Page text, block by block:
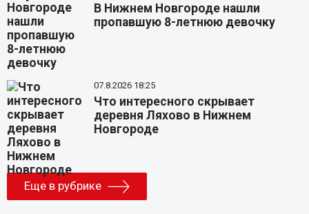
В Нижнем Новгороде нашли
пропавшую 8-летнюю девочку
07.8.2026 18:25
Что интересного скрывает
деревня Ляхово в Нижнем
Новгороде
Еще в рубрике